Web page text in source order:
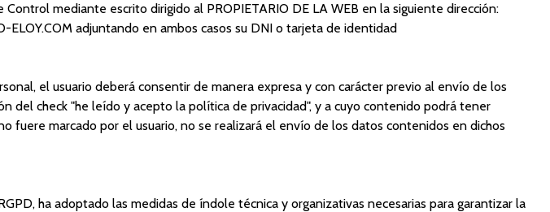
mediante escrito dirigido al PROPIETARIO DE LA WEB en la siguiente dirección:
adjuntando en ambos casos su DNI o tarjeta de identidad
el usuario deberá consentir de manera expresa y con carácter previo al envío de los
del check "he leído y acepto la política de privacidad", y a cuyo contenido podrá tener
fuere marcado por el usuario, no se realizará el envío de los datos contenidos en dichos
ha adoptado las medidas de índole técnica y organizativas necesarias para garantizar la